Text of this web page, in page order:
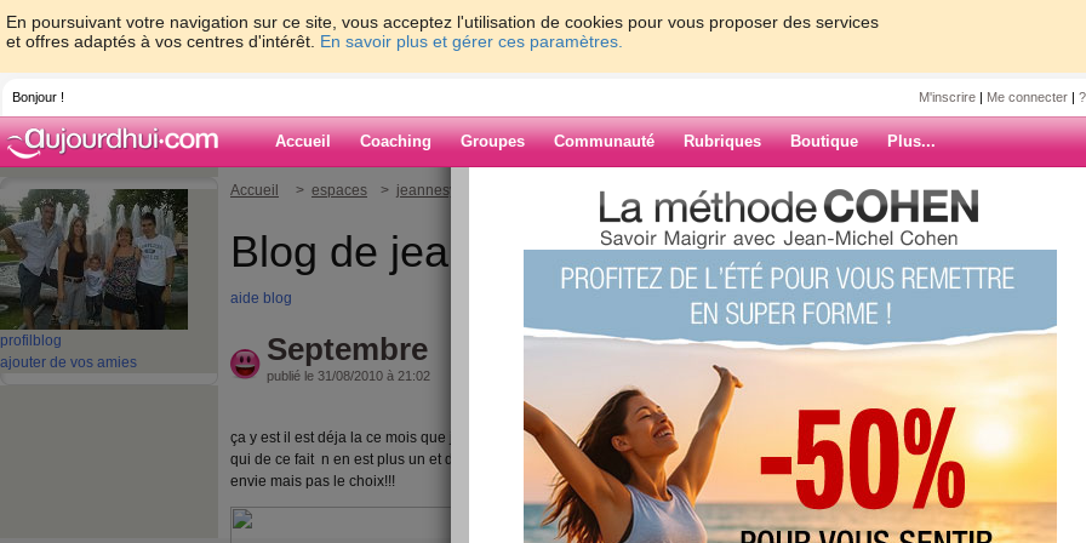
En poursuivant votre navigation sur ce site, vous acceptez l'utilisation de cookies pour vous proposer des services
et offres adaptés à vos centres d'intérêt. En savoir plus et gérer ces paramètres.
Bonjour ! M'inscrire | Me connecter |
Accueil Coaching Groupes Communauté Rubriques Boutique Plus...
profil blog
ajouter de vos amies
Accueil > espaces > jeannesyl
Blog de jeannesyl
aide blog
Septembre
publié le 31/08/2010 à 21:02
ça y est il est déja la ce mois que je redoutais, car il annonce la rentrée de mon bb
qui de ce fait n en est plus un et dans un moi ma rentrée dont je n ai pas vraiment
envie mais pas le choix!!!
ARCHIVES